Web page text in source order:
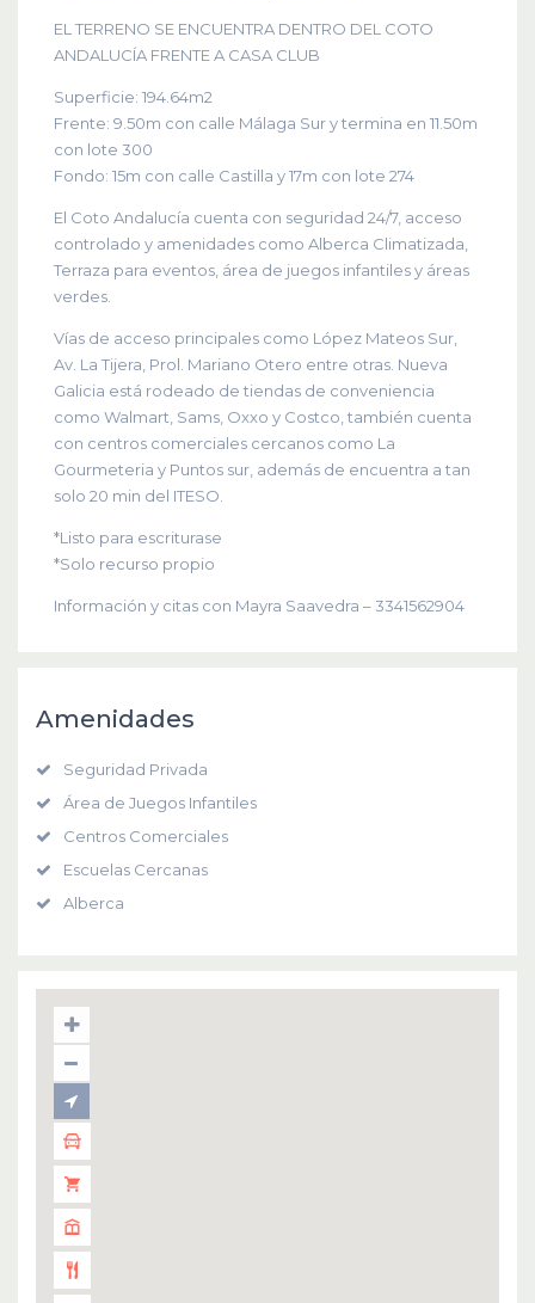
EL TERRENO SE ENCUENTRA DENTRO DEL COTO
ANDALUCÍA FRENTE A CASA CLUB
Superficie: 194.64m2
Frente: 9.50m con calle Málaga Sur y termina en 11.50m
con lote 300
Fondo: 15m con calle Castilla y 17m con lote 274
El Coto Andalucía cuenta con seguridad 24/7, acceso
controlado y amenidades como Alberca Climatizada,
Terraza para eventos, área de juegos infantiles y áreas
verdes.
Vías de acceso principales como López Mateos Sur,
Av. La Tijera, Prol. Mariano Otero entre otras. Nueva
Galicia está rodeado de tiendas de conveniencia
como Walmart, Sams, Oxxo y Costco, también cuenta
con centros comerciales cercanos como La
Gourmeteria y Puntos sur, además de encuentra a tan
solo 20 min del ITESO.
*Listo para escriturase
*Solo recurso propio
Información y citas con Mayra Saavedra – 3341562904
Amenidades
Seguridad Privada
Área de Juegos Infantiles
Centros Comerciales
Escuelas Cercanas
Alberca